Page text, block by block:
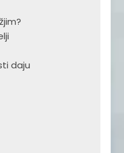
daju